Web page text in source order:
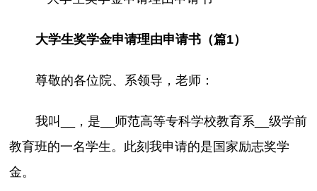
大学生奖学金申请理由申请书（篇1）
尊敬的各位院、系领导，老师：
我叫__，是__师范高等专科学校教育系__级学前
教育班的一名学生。此刻我申请的是国家励志奖学
金。